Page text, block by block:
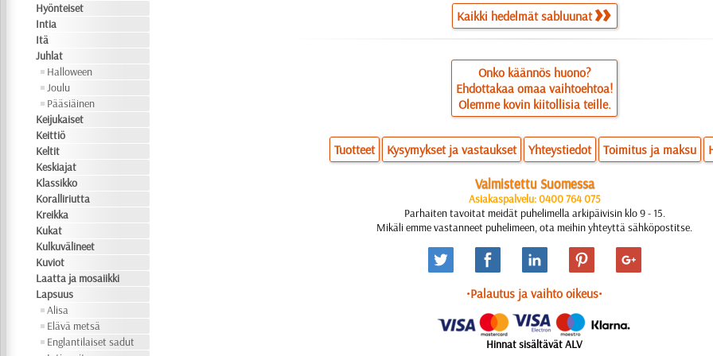
Hyönteiset
Intia
Itä
Juhlat
Halloween
Joulu
Pääsiäinen
Keijukaiset
Keittiö
Keltit
Keskiajat
Klassikko
Koralliriutta
Kreikka
Kukat
Kulkuvälineet
Kuviot
Laatta ja mosaiikki
Lapsuus
Alisa
Elävä metsä
Englantilaiset sadut
Kaikki hedelmät sabluunat
Onko käännös huono?
Ehdottakaa omaa vaihtoehtoa!
Olemme kovin kiitollisia teille.
Tuotteet Kysymykset ja vastaukset Yhteystiedot Toimitus ja maksu
Valmistettu Suomessa
Asiakaspalvelu: 0400 764 075
Parhaiten tavoitat meidät puhelimella arkipäivisin klo 9 - 15.
Mikäli emme vastanneet puhelimeen, ota meihin yhteyttä sähköpostitse.
•Palautus ja vaihto oikeus•
Hinnat sisältävät ALV